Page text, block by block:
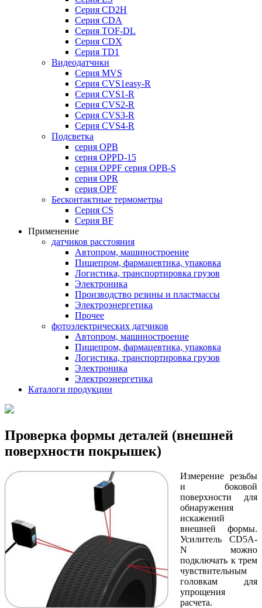
Серия CD2H
Серия CDA
Серия TOF-DL
Серия CDX
Серия TD1
Видеодатчики
Серия MVS
Серия CVS1easy-R
Серия CVS1-R
Серия CVS2-R
Серия CVS3-R
Серия CVS4-R
Подсветка
серия OPB
серия OPPD-15
серия OPPF серия OPB-S
серия OPR
серия OPF
Бесконтактные термометры
Серия CS
Серия BF
Применение
датчиков расстояния
Автопром, машиностроение
Пищепром, фармацевтика, упаковка
Логистика, транспортировка грузов
Электроника
Производство резины и пластмассы
Электроэнергетика
Прочее
фотоэлектрических датчиков
Автопром, машиностроение
Пищепром, фармацевтика, упаковка
Логистика, транспортировка грузов
Электроника
Электроэнергетика
Каталоги продукции
Проверка формы деталей (внешней
поверхности покрышек)
Измерение резьбы
и боковой
поверхности для
обнаружения
искажений
внешней формы.
Усилитель CD5A-
N можно
подключать к трем
чувствительным
головкам для
упрощения
расчета.